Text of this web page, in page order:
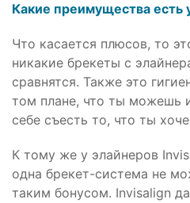
Какие преимущества есть
Что касается плюсов, то
никакие брекеты с
сравнятся. Также это
том плане, что ты можешь
себе съесть то, что ты
К тому же у элайнеров
одна брекет-система не
таким бонусом. Invisalign